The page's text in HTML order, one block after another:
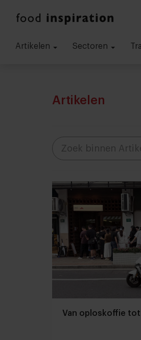
Artikelen Sectoren
Artikelen
Van oploskoffie